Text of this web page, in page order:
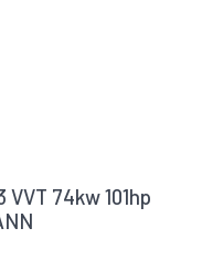
VVT 74kw 101hp